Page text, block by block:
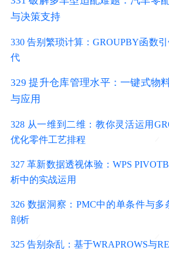
与决策支持
330 告别繁琐计算：GROUPBY函数
代
329 提升仓库管理水平：一键式物
与应用
328 从一维到二维：教你灵活运用
优化零件工艺排程
327 革新数据透视体验：WPS
析中的实战运用
326 数据洞察：PMC中的单条件与多
剖析
325 告别杂乱：基于WRAPROWS与